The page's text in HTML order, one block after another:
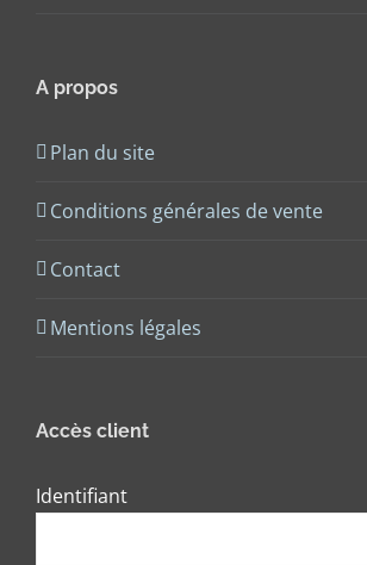
A propos
Plan du site
Conditions générales de vente
Contact
Mentions légales
Accès client
Identifiant